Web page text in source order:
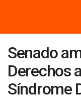
Senado
Derechos
Síndrome